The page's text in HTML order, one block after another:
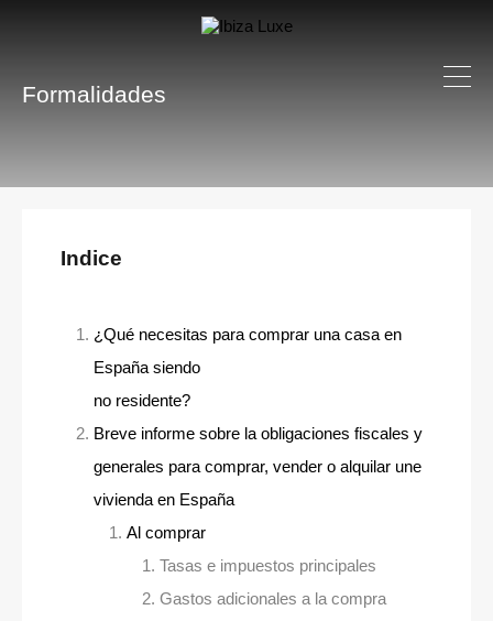
Formalidades
Indice
¿Qué necesitas para comprar una casa en
España siendo
no residente?
Breve informe sobre la obligaciones fiscales y
generales para comprar, vender o alquilar une
vivienda en España
Al comprar
Tasas e impuestos principales
Gastos adicionales a la compra